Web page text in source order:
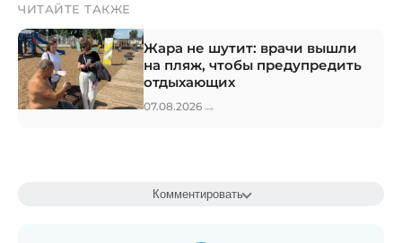
ЧИТАЙТЕ ТАКЖЕ
Жара не шутит: врачи вышли
на пляж, чтобы предупредить
отдыхающих
07.08.2026 →
Комментировать